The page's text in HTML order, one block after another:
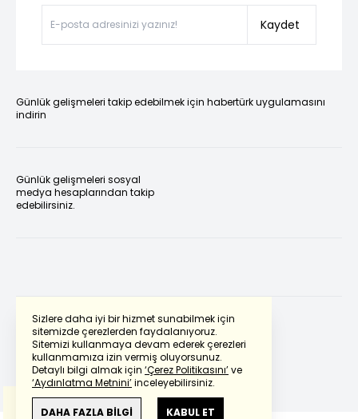
Sizlere daha iyi bir hizmet sunabilmek için
sitemizde çerezlerden faydalanıyoruz.
Sitemizi kullanmaya devam ederek çerezleri
kullanmamıza izin vermiş oluyorsunuz.
Detaylı bilgi almak için ‘Çerez Politikasını’ve
‘Aydınlatma Metnini’inceleyebilirsiniz.
DAHA FAZLA BİLGİ KABUL ET
Kaydet
Günlük gelişmeleri takip edebilmek için habertürk uygulamasını
indirin
Günlük gelişmeleri sosyal
medya hesaplarından takip
edebilirsiniz.
Powered by Translate
Bu çevirideGoogle Transletekullanılmıştır.
Anlam ve çeviri hatalarından
haberturk.com